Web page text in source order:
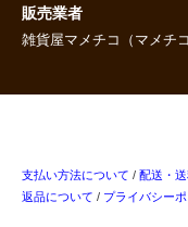
販売業者
雑貨屋マメチコ（マメチ
支払い方法について / 配送・
返品について / プライバシー